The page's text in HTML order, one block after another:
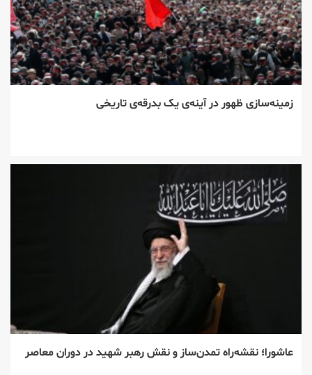
زمینه‌سازی ظهور در آینه‌ی یک بدرقه‌ی تاریخی
عاشورا؛ نقشه‌راه تمدن‌ساز و نقش رهبر شهید در دوران معاصر